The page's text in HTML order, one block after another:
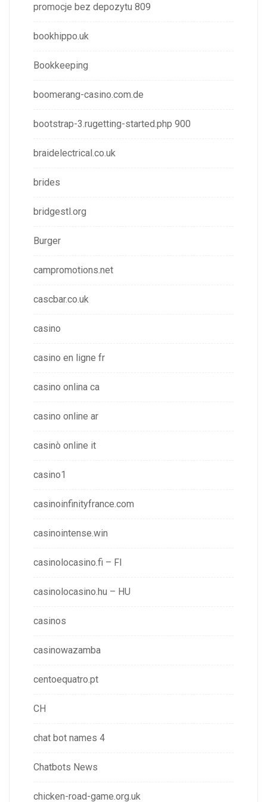
promocje bez depozytu 809
bookhippo.uk
Bookkeeping
boomerang-casino.com.de
bootstrap-3.rugetting-started.php 900
braidelectrical.co.uk
brides
bridgestl.org
Burger
campromotions.net
cascbar.co.uk
casino
casino en ligne fr
casino onlina ca
casino online ar
casinò online it
casino1
casinoinfinityfrance.com
casinointense.win
casinolocasino.fi – FI
casinolocasino.hu – HU
casinos
casinowazamba
centoequatro.pt
CH
chat bot names 4
Chatbots News
chicken-road-game.org.uk